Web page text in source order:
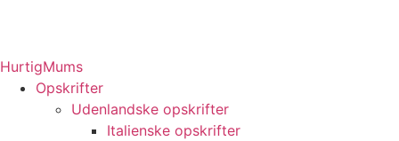
HurtigMums
Opskrifter
Udenlandske opskrifter
Italienske opskrifter